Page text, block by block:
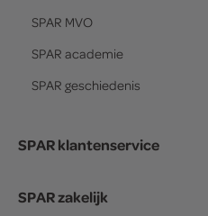
SPAR MVO
SPAR academie
SPAR geschiedenis
SPAR klantenservice
SPAR zakelijk